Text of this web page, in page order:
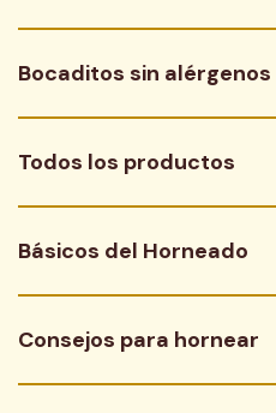
Bocaditos sin alérgenos
Todos los productos
Básicos del Horneado
Consejos para hornear